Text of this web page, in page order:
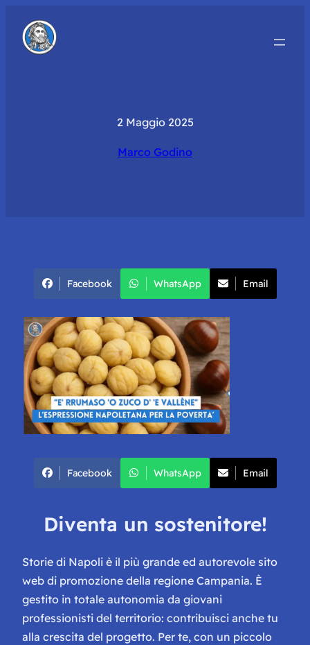
2 Maggio 2025
Marco Godino
Facebook WhatsApp Email
Facebook WhatsApp Email
Diventa un sostenitore!
Storie di Napoli è il più grande ed autorevole sito
web di promozione della regione Campania. È
gestito in totale autonomia da giovani
professionisti del territorio: contribuisci anche tu
alla crescita del progetto. Per te, con un piccolo